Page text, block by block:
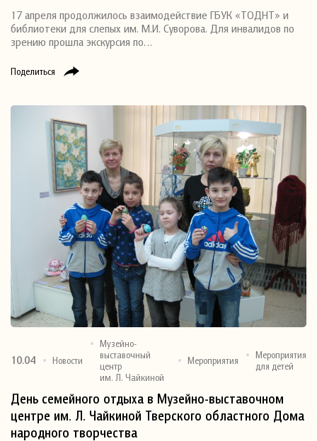
Поделиться
17 апреля продолжилось взаимодействие ГБУК «ТОДНТ» и
библиотеки для слепых им. М.И. Суворова. Для инвалидов по
зрению прошла экскурсия по…
10.04 Новости
Музейно-
выставочный
центр
им. Л. Чайкиной
Мероприятия
Мероприятия
для детей
День семейного отдыха в Музейно-выставочном
центре им. Л. Чайкиной Тверского областного Дома
народного творчества